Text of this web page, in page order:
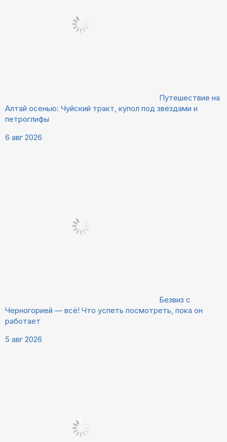
Путешествие на
Алтай осенью: Чуйский тракт, купол под звёздами и
петроглифы
6 авг 2026
Безвиз с
Черногорией — всё! Что успеть посмотреть, пока он
работает
5 авг 2026